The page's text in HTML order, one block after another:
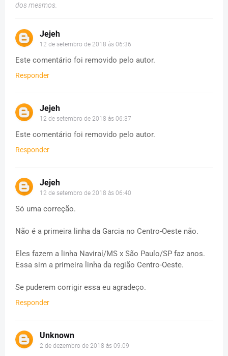
dos mesmos.
Jejeh
12 de setembro de 2018 às 06:36
Este comentário foi removido pelo autor.
Responder
Jejeh
12 de setembro de 2018 às 06:37
Este comentário foi removido pelo autor.
Responder
Jejeh
12 de setembro de 2018 às 06:40
Só uma correção.
Não é a primeira linha da Garcia no Centro-Oeste não.
Eles fazem a linha Naviraí/MS x São Paulo/SP faz anos.
Essa sim a primeira linha da região Centro-Oeste.
Se puderem corrigir essa eu agradeço.
Responder
Unknown
2 de dezembro de 2018 às 09:09